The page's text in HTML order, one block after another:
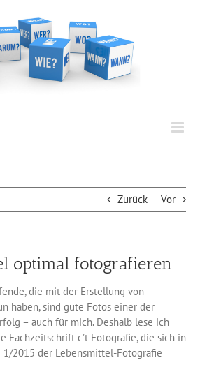
Zurück Vor
optimal fotografieren
die mit der Erstellung von
haben, sind gute Fotos einer der
– auch für mich. Deshalb lese ich
Fachzeitschrift c’t Fotografie, die sich in
1/2015 der Lebensmittel-Fotografie